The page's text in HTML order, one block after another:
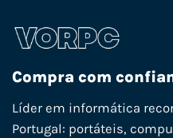
Compra com
Líder em informática
Portugal: portáteis,